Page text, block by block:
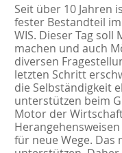
Seit über 10 Jahren
fester Bestandteil
WIS. Dieser Tag
machen und auch
diversen
letzten Schritt
die Selbständigkeit
unterstützen beim
Motor der
für neue Wege. Das